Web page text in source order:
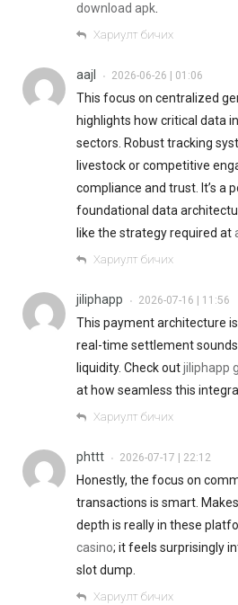
download apk.
Хариулт бичих
aajl • 2026-06-26 | 01:06
This focus on centralized
highlights how critical data
sectors. Robust tracking
livestock or competitive
compliance and trust. It’s a
foundational data
like the strategy required at
Хариулт бичих
jiliphapp • 2026-07-16 | 11:56
This payment architecture
real-time settlement
liquidity. Check outjiliphapp
at how seamless this
Хариулт бичих
phttt • 2026-07-17 | 22:12
Honestly, the focus on
transactions is smart.
depth is really in these
casino; it feels surprisingly
slot dump.
Хариулт бичих